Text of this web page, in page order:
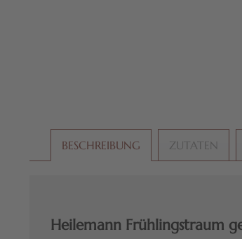
BESCHREIBUNG ZUTATEN
Heilemann Frühlingstraum